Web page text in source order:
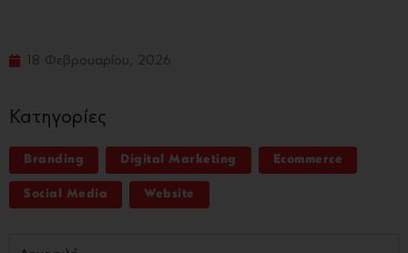
18 Φεβρουαρίου, 2026
Κατηγορίες
Branding Digital Marketing Ecommerce
Social Media Website